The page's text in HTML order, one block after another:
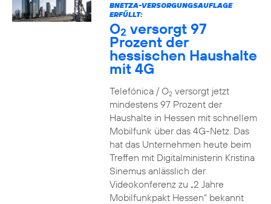
BNETZA-VERSORGUNGSAUFLAGE
ERFÜLLT:
O2 versorgt 97
Prozent der
hessischen Haushalte
mit 4G
Telefónica / O2versorgt jetzt
mindestens 97 Prozent der
Haushalte in Hessen mit schnellem
Mobilfunk über das 4G-Netz. Das
hat das Unternehmen heute beim
Treffen mit Digitalministerin Kristina
Sinemus anlässlich der
Videokonferenz zu „2 Jahre
Mobilfunkpakt Hessen“ bekannt